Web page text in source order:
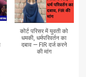
कोर्ट परिसर में युवती को
धमकी, धर्मपरिवर्तन का
दबाव — FIR दर्ज करने
की मांग